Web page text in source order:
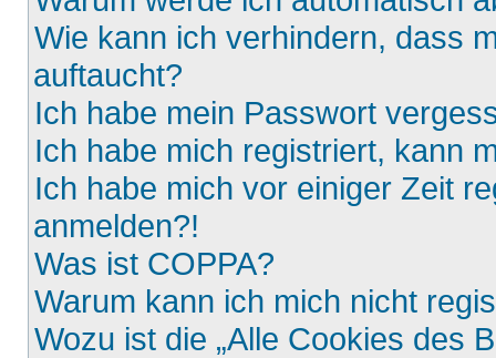
Wie kann ich verhindern, dass
auftaucht?
Ich habe mein Passwort
Ich habe mich registriert, kann
Ich habe mich vor einiger Zeit
anmelden?!
Was ist COPPA?
Warum kann ich mich nicht
Wozu ist die „Alle Cookies des